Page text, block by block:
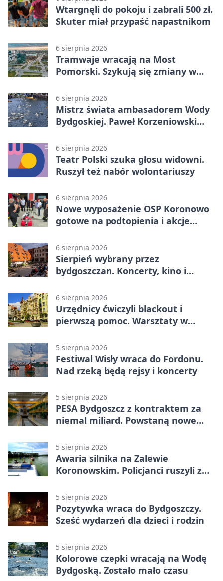
Wtargnęli do pokoju i zabrali 500 zł.
Skuter miał przypaść napastnikom
6 sierpnia 2026
Tramwaje wracają na Most
Pomorski. Szykują się zmiany w
6 sierpnia 2026
Mistrz świata ambasadorem Wody
Bydgoskiej. Paweł Korzeniowski
6 sierpnia 2026
Teatr Polski szuka głosu widowni.
Ruszył też nabór wolontariuszy
6 sierpnia 2026
Nowe wyposażenie OSP Koronowo
gotowe na podtopienia i akcje
6 sierpnia 2026
Sierpień wybrany przez
bydgoszczan. Koncerty, kino i
6 sierpnia 2026
Urzędnicy ćwiczyli blackout i
pierwszą pomoc. Warsztaty w
5 sierpnia 2026
Festiwal Wisły wraca do Fordonu.
Nad rzeką będą rejsy i koncerty
5 sierpnia 2026
PESA Bydgoszcz z kontraktem za
niemal miliard. Powstaną nowe
5 sierpnia 2026
Awaria silnika na Zalewie
Koronowskim. Policjanci ruszyli z
5 sierpnia 2026
Pozytywka wraca do Bydgoszczy.
Sześć wydarzeń dla dzieci i rodzin
5 sierpnia 2026
Kolorowe czepki wracają na Wodę
Bydgoską. Zostało mało czasu